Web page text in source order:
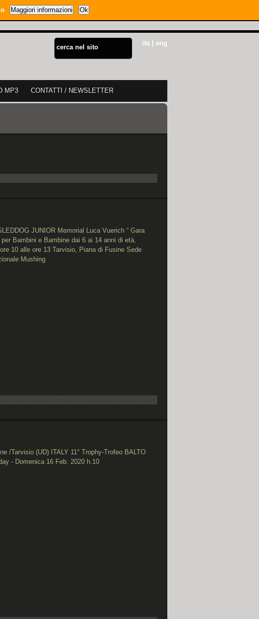
ita eng
MP3 CONTATTI / NEWSLETTER
JUNIOR Memorial Luca Vuerich “ Gara
Bambini e Bambine dai 6 ai 14 anni di età,
10 alle ore 13 Tarvisio, Piana di Fusine Sede
Mushing
/Tarvisio (UD) ITALY 11° Trophy-Trofeo BALTO
- Domenica 16 Feb. 2020 h.10
Maggiori informazioni Ok